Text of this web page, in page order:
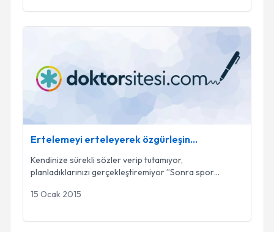
Ertelemeyi erteleyerek özgürleşin…
Kendinize sürekli sözler verip tutamıyor,
planladıklarınızı gerçekleştiremiyor ’’Sonra spor
15 Ocak 2015